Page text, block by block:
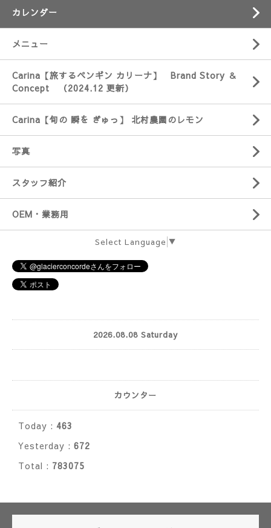
カレンダー
メニュー
Carina【旅するペンギン カリーナ】 Brand Story ＆
Concept （2024.12 更新）
Carina【旬の 瞬を ぎゅっ】 北村農園のレモン
写真
スタッフ紹介
OEM・業務用
Select Language ▼
2026.08.08 Saturday
カウンター
Today : 463
Yesterday : 672
Total : 783075